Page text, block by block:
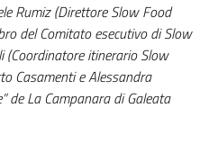
Rumiz (Direttore Slow Food
del Comitato esecutivo di Slow
(Coordinatore itinerario Slow
Casamenti e Alessandra
de La Campanara di Galeata